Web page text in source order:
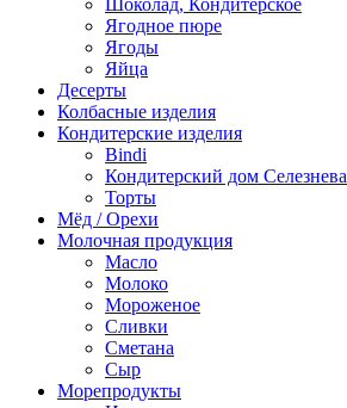
Ягодное пюре
Ягоды
Яйца
Десерты
Колбасные изделия
Кондитерские изделия
Bindi
Кондитерский дом Селезнева
Торты
Мёд / Орехи
Молочная продукция
Масло
Молоко
Мороженое
Сливки
Сметана
Сыр
Морепродукты